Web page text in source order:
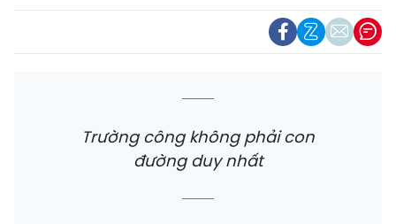
Trường công không phải con
đường duy nhất